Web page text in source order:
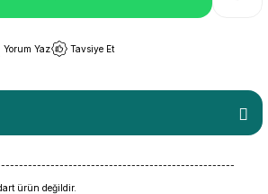
Yorum Yaz Tavsiye Et
ürün değildir.